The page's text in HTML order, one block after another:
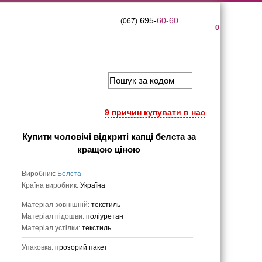
0
(067)695-60-60
9 причин купувати в нас
Купити чоловічі відкриті капці белстаза
кращою ціною
Виробник: Белста
Країна виробник: Україна
Матеріал зовнішній: текстиль
Матеріал підошви: поліуретан
Матеріал устілки: текстиль
Упаковка: прозорий пакет